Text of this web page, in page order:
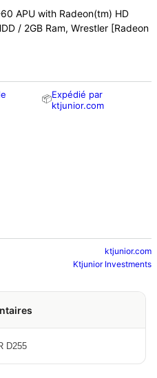
APU with Radeon(tm) HD
/ 2GB Ram, Wrestler [Radeon
📦Expédié par
ktjunior.com
ktjunior.com
Ktjunior Investments
D255